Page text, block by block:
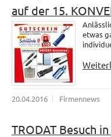
auf der 15.
etwas
20.04.2016 Firmennews
TRODAT Besuch